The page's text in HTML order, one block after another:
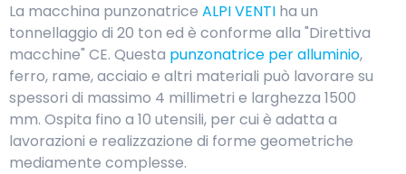
La macchina punzonatrice ALPI VENTI ha un
tonnellaggio di 20 ton ed è conforme alla "Direttiva
macchine" CE. Questa punzonatrice per alluminio,
ferro, rame, acciaio e altri materiali può lavorare su
spessori di massimo 4 millimetri e larghezza 1500
mm. Ospita fino a 10 utensili, per cui è adatta a
lavorazioni e realizzazione di forme geometriche
mediamente complesse.